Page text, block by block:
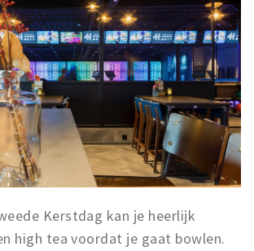
Kerstdag kan je heerlijk
high tea voordat je gaat bowlen.